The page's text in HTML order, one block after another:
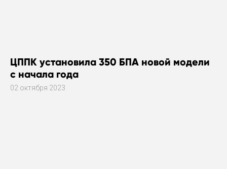
ЦППК установила 350 БПА новой модели
с начала года
02 октября 2023